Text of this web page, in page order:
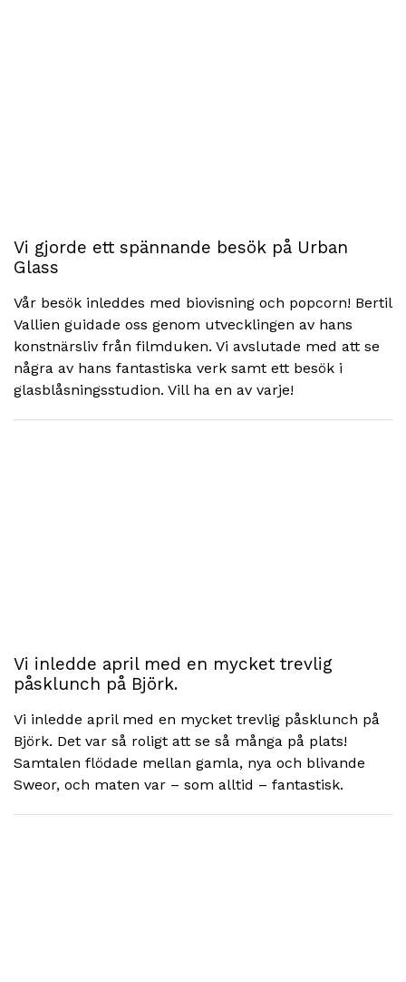
Vi gjorde ett spännande besök på Urban
Glass
Vår besök inleddes med biovisning och popcorn! Bertil
Vallien guidade oss genom utvecklingen av hans
konstnärsliv från filmduken. Vi avslutade med att se
några av hans fantastiska verk samt ett besök i
glasblåsningsstudion. Vill ha en av varje!
Vi inledde april med en mycket trevlig
påsklunch på Björk.
Vi inledde april med en mycket trevlig påsklunch på
Björk. Det var så roligt att se så många på plats!
Samtalen flödade mellan gamla, nya och blivande
Sweor, och maten var – som alltid – fantastisk.